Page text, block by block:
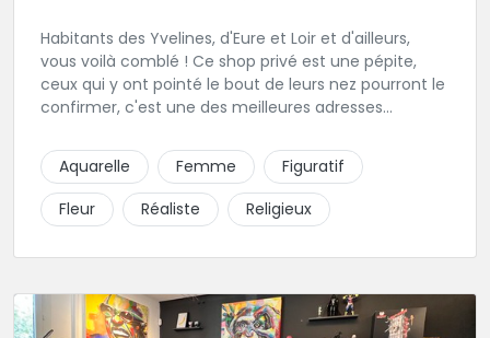
Habitants des Yvelines, d'Eure et Loir et d'ailleurs,
vous voilà comblé ! Ce shop privé est une pépite,
ceux qui y ont pointé le bout de leurs nez pourront le
confirmer, c'est une des meilleures adresses
bouquet garni de talent, de savoir-faire, de créativité
et de bonheur qui saurait convertir les plus
récalcitrants. Ici on prend le temps pour vous
rassurer, être à l'écoute et réfléchir à la meilleure des
Aquarelle Femme
Figuratif
Fleur
Réaliste Religieux